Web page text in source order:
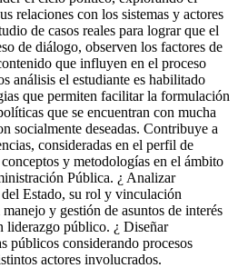
relaciones con los sistemas y actores
de casos reales para lograr que el
de diálogo, observen los factores de
que influyen en el proceso
análisis el estudiante es habilitado
que permiten facilitar la formulación
que se encuentran con mucha
socialmente deseadas. Contribuye a
consideradas en el perfil de
y metodologías en el ámbito
Pública. ¿ Analizar
Estado, su rol y vinculación
y gestión de asuntos de interés
liderazgo público. ¿ Diseñar
públicos considerando procesos
actores involucrados.